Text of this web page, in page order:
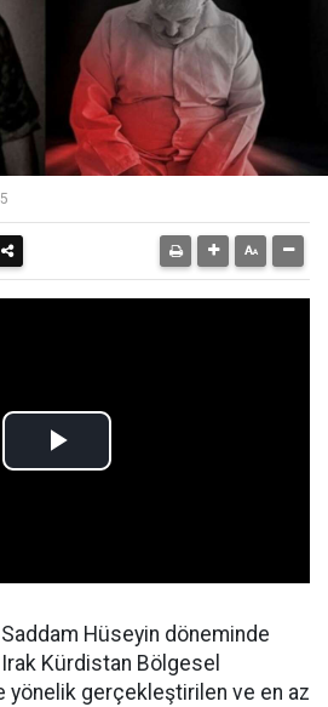
Saddam Hüseyin döneminde
Irak Kürdistan Bölgesel
yönelik gerçekleştirilen ve en az